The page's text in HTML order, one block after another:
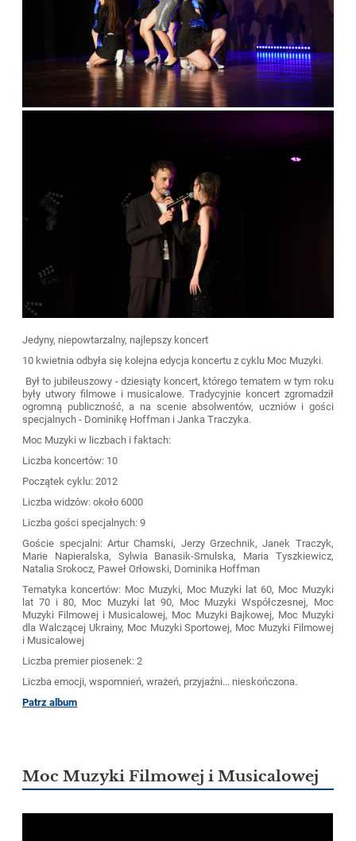
Jedyny, niepowtarzalny, najlepszy koncert
10 kwietnia odbyła się kolejna edycja koncertu z cyklu Moc Muzyki.
Był to jubileuszowy - dziesiąty koncert, którego tematem w tym roku
były utwory filmowe i musicalowe. Tradycyjnie koncert zgromadził
ogromną publiczność, a na scenie absolwentów, uczniów i gości
specjalnych - Dominikę Hoffman i Janka Traczyka.
Moc Muzyki w liczbach i faktach:
Liczba koncertów: 10
Początek cyklu: 2012
Liczba widzów: około 6000
Liczba gości specjalnych: 9
Goście specjalni: Artur Chamski, Jerzy Grzechnik, Janek Traczyk,
Marie Napieralska, Sylwia Banasik-Smulska, Maria Tyszkiewicz,
Natalia Srokocz, Paweł Orłowski, Dominika Hoffman
Tematyka koncertów: Moc Muzyki, Moc Muzyki lat 60, Moc Muzyki
lat 70 i 80, Moc Muzyki lat 90, Moc Muzyki Współczesnej, Moc
Muzyki Filmowej i Musicalowej, Moc Muzyki Bajkowej, Moc Muzyki
dla Walczącej Ukrainy, Moc Muzyki Sportowej, Moc Muzyki Filmowej
i Musicalowej
Liczba premier piosenek: 2
Liczba emocji, wspomnień, wrażeń, przyjaźni... nieskończona.
Patrz album
Moc Muzyki Filmowej i Musicalowej